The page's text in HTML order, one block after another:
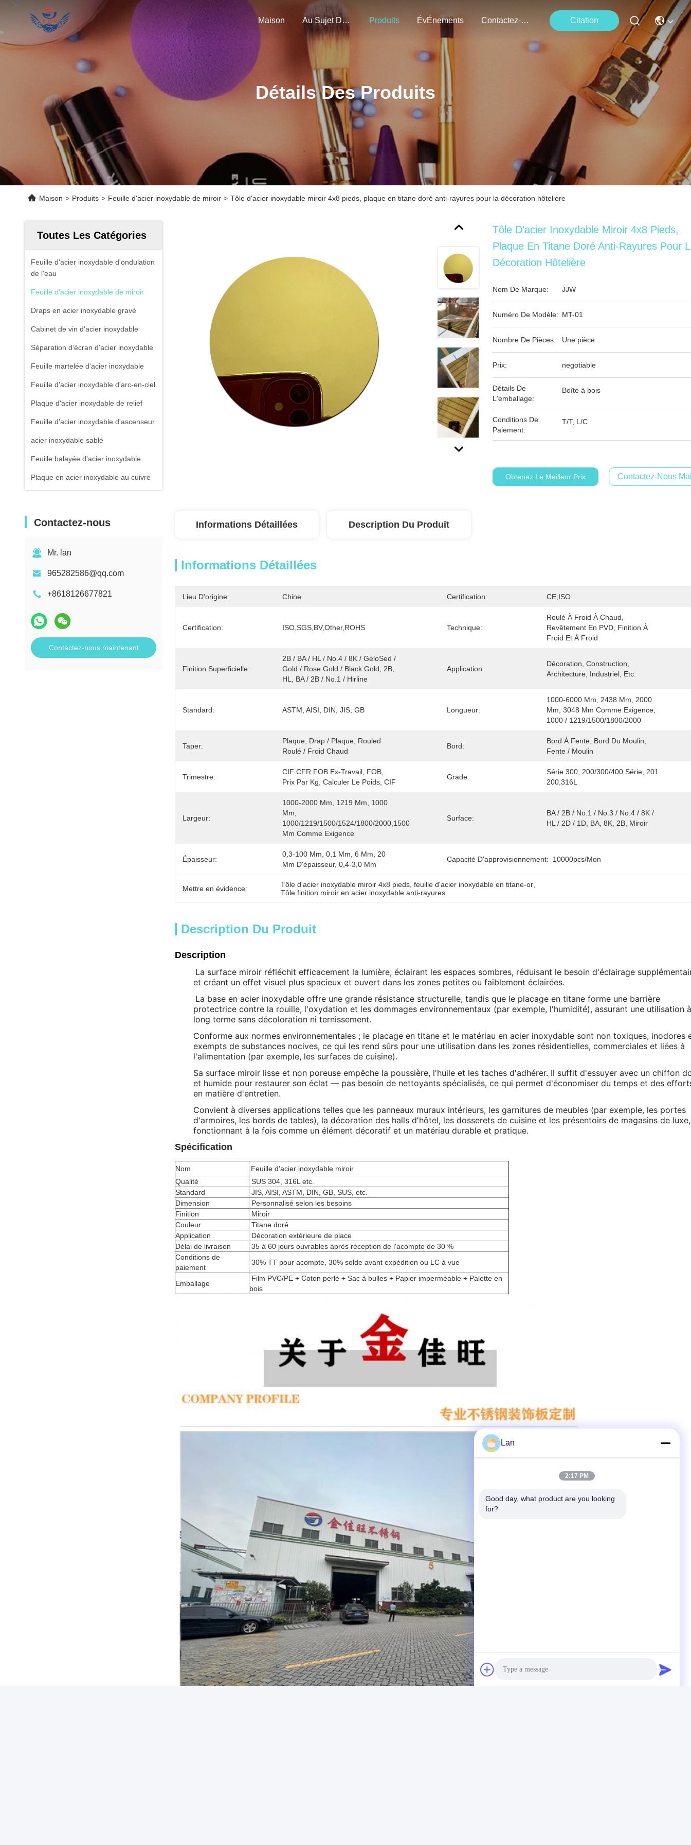
Maison Au Sujet De Nous Produits ÉvÉnements Contactez-Nous Citation
Détails Des Produits
Maison > Produits > Feuille d'acier inoxydable de miroir > Tôle d'acier inoxydable miroir 4x8 pieds, plaque en titane doré anti-rayures pour la décoration hôtelière
Toutes Les Catégories
Feuille d'acier inoxydable d'ondulation
de l'eau
Feuille d'acier inoxydable de miroir
Draps en acier inoxydable gravé
Cabinet de vin d'acier inoxydable
Séparation d'écran d'acier inoxydable
Feuille martelée d'acier inoxydable
Feuille d'acier inoxydable d'arc-en-ciel
Plaque d'acier inoxydable de relief
Feuille d'acier inoxydable d'ascenseur
acier inoxydable sablé
Feuille balayée d'acier inoxydable
Plaque en acier inoxydable au cuivre
Contactez-nous
Mr. lan
965282586@qq.com
+8618126677821
Contactez-nous maintenant
Tôle D'acier Inoxydable Miroir 4x8 Pieds,
Plaque En Titane Doré Anti-Rayures Pour
Décoration Hôtelière
Nom De Marque: JJW
Numéro De Modèle: MT-01
Nombre De Pièces: Une pièce
Prix: negotiable
Détails De
L'emballage:
Boîte à bois
Conditions De
Paiement:
T/T, L/C
Obtenez Le Meilleur Prix Contactez-Nous
Informations Détaillées Description Du Produit
Informations Détaillées
Lieu D'origine: Chine Certification: CE,ISO
Certification: ISO,SGS,BV,Other,ROHS Technique:
Roulé À Froid À Chaud,
Revêtement En PVD, Finition À
Froid Et À Froid
Finition Superficielle:
2B / BA / HL / No.4 / 8K / GeloSed /
Gold / Rose Gold / Black Gold, 2B,
HL, BA / 2B / No.1 / Hirline
Application:
Décoration, Construction,
Architecture, Industriel, Etc.
Standard: ASTM, AISI, DIN, JIS, GB Longueur:
1000-6000 Mm, 2438 Mm, 2000
Mm, 3048 Mm Comme Exigence,
1000 / 1219/1500/1800/2000
Taper:
Plaque, Drap / Plaque, Rouled
Roulé / Froid Chaud
Bord:
Bord À Fente, Bord Du Moulin,
Fente / Moulin
Trimestre:
CIF CFR FOB Ex-Travail, FOB,
Prix Par Kg, Calculer Le Poids, CIF
Grade:
Série 300, 200/300/400 Série, 201
200,316L
Largeur:
1000-2000 Mm, 1219 Mm, 1000
Mm,
1000/1219/1500/1524/1800/2000,1500
Mm Comme Exigence
Surface:
BA / 2B / No.1 / No.3 / No.4 / 8K /
HL / 2D / 1D, BA, 8K, 2B, Miroir
Épaisseur:
0,3-100 Mm, 0,1 Mm, 6 Mm, 20
Mm D'épaisseur, 0,4-3,0 Mm
Capacité D'approvisionnement: 10000pcs/mon
Mettre en évidence: Tôle d'acier inoxydable miroir 4x8 pieds , feuille d'acier inoxydable en titane-or
Tôle finition miroir en acier inoxydable anti-rayures
Description Du Produit
Description
La surface miroir réfléchit efficacement la lumière, éclairant les espaces sombres, réduisant le besoin d'éclairage
et créant un effet visuel plus spacieux et ouvert dans les zones petites ou faiblement éclairées.
La base en acier inoxydable offre une grande résistance structurelle, tandis que le placage en titane forme une barrière
protectrice contre la rouille, l'oxydation et les dommages environnementaux (par exemple, l'humidité), assurant une utilisation à
long terme sans décoloration ni ternissement.
Conforme aux normes environnementales ; le placage en titane et le matériau en acier inoxydable sont non toxiques, inodores
exempts de substances nocives, ce qui les rend sûrs pour une utilisation dans les zones résidentielles, commerciales et liées à
l'alimentation (par exemple, les surfaces de cuisine).
Sa surface miroir lisse et non poreuse empêche la poussière, l'huile et les taches d'adhérer. Il suffit d'essuyer avec un chiffon
et humide pour restaurer son éclat — pas besoin de nettoyants spécialisés, ce qui permet d'économiser du temps et des
en matière d'entretien.
Convient à diverses applications telles que les panneaux muraux intérieurs, les garnitures de meubles (par exemple, les portes
d'armoires, les bords de tables), la décoration des halls d'hôtel, les dosserets de cuisine et les présentoirs de magasins de luxe,
fonctionnant à la fois comme un élément décoratif et un matériau durable et pratique.
Spécification
Nom
Feuille d'acier inoxydable miroir
Qualité
SUS 304, 316L etc.
Standard
JIS, AISI, ASTM, DIN, GB, SUS, etc.
Dimension
Personnalisé selon les besoins
Finition
Miroir
Couleur
Titane doré
Application
Décoration extérieure de place
Délai de livraison
35 à 60 jours ouvrables après réception de l'acompte de 30 %
Conditions de
paiement
30% TT pour acompte, 30% solde avant expédition ou LC à vue
Emballage
Film PVC/PE + Coton perlé + Sac à bulles + Papier imperméable + Palette en
bois
Lan
2:17 PM
Good day, what product are you looking
for?